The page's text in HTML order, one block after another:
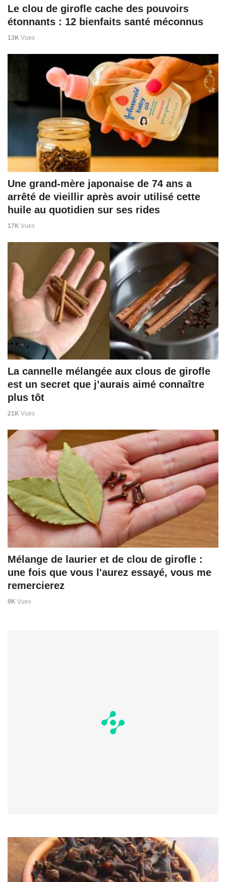
Le clou de girofle cache des pouvoirs
étonnants : 12 bienfaits santé méconnus
13K Vues
Une grand-mère japonaise de 74 ans a
arrêté de vieillir après avoir utilisé cette
huile au quotidien sur ses rides
17K Vues
La cannelle mélangée aux clous de girofle
est un secret que j’aurais aimé connaître
plus tôt
21K Vues
Mélange de laurier et de clou de girofle :
une fois que vous l'aurez essayé, vous me
remercierez
9K Vues